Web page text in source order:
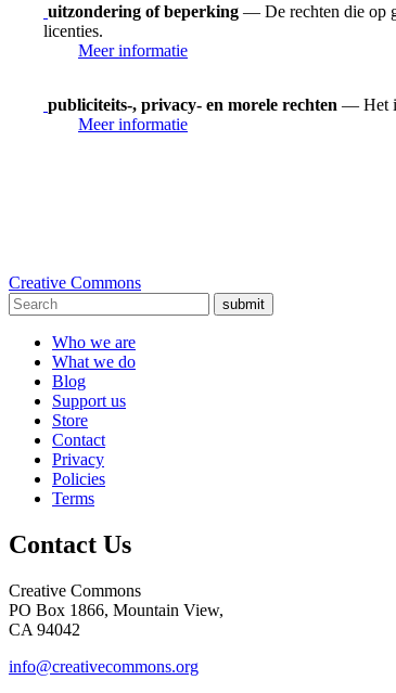
uitzondering of beperking — De rechten die op
licenties.
Meer informatie
publiciteits-, privacy- en morele rechten — Het
Meer informatie
Creative Commons
submit
Who we are
What we do
Blog
Support us
Store
Contact
Privacy
Policies
Terms
Contact Us
Creative Commons
PO Box 1866, Mountain View,
CA 94042
info@creativecommons.org